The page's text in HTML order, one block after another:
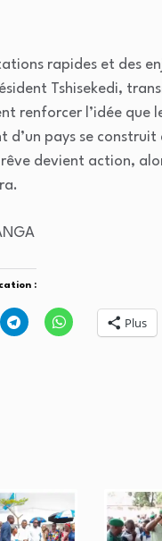
rapides et des
Tshisekedi,
renforcer l’idée que
d’un pays se construit
rêve devient action,
:
Plus